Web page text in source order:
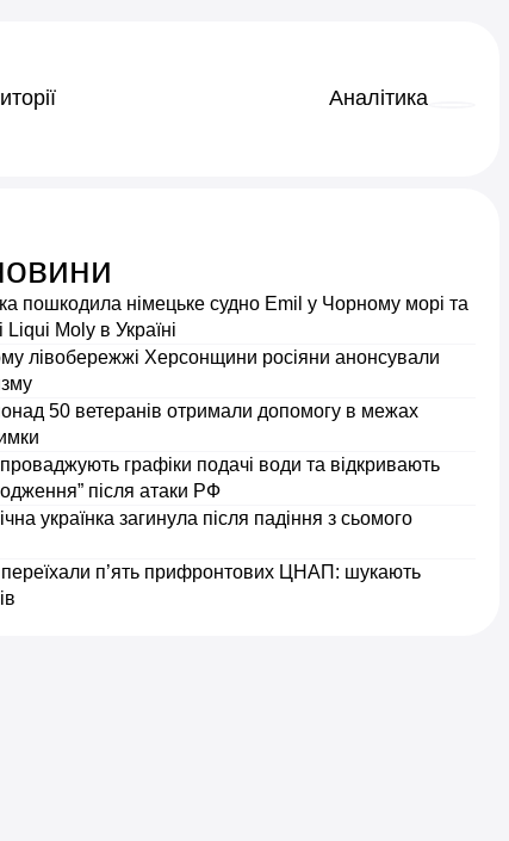
Аналітика
пошкодила німецьке судно Emil у Чорному морі та
Liqui Moly в Україні
лівобережжі Херсонщини росіяни анонсували
50 ветеранів отримали допомогу в межах
графіки подачі води та відкривають
після атаки РФ
українка загинула після падіння з сьомого
п’ять прифронтових ЦНАП: шукають